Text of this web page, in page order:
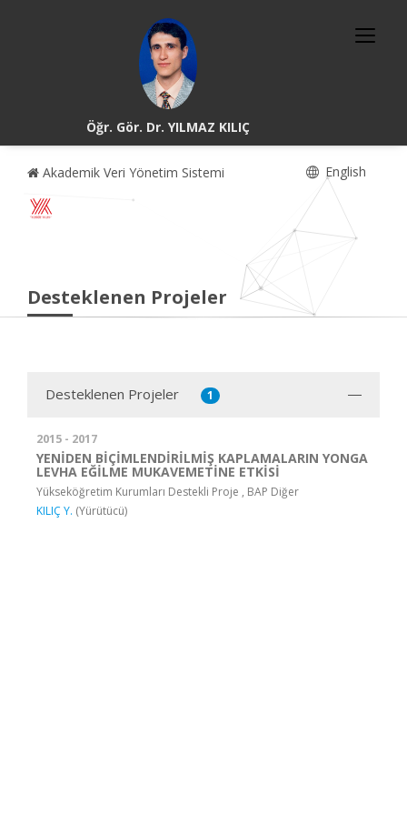
Öğr. Gör. Dr. YILMAZ KILIÇ
Akademik Veri Yönetim Sistemi English
Desteklenen Projeler
Desteklenen Projeler 1
2015 - 2017
YENİDEN BİÇİMLENDİRİLMİŞ KAPLAMALARIN YONGA
LEVHA EĞİLME MUKAVEMETİNE ETKİSİ
Yükseköğretim Kurumları Destekli Proje , BAP Diğer
KILIÇ Y. (Yürütücü)